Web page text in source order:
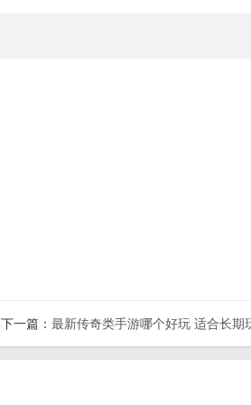
下一篇： 最新传奇类手游哪个好玩 适合长期